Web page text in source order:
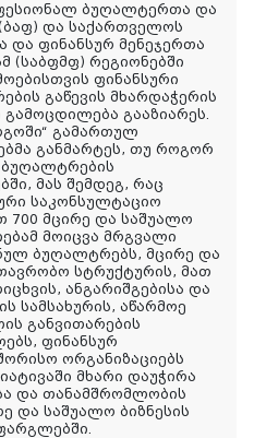
ბუღალტერთა და
ბაფ) და საქართველოს
და ფინანსურ მენეჯერთა
(საბფმფ) რეგიონებში
ფინანსური
გაწევის მხარდაჭერის
გააზიარეს.
გამართულ
განმარტეს, თუ როგორ
ბუღალტრების
, მას შემდეგ, რაც
საკონსულტაციო
700 მცირე და საშუალო
მოიცვა მრგვალი
ბუღალტრებს, მცირე და
სტრუქტურის, მათ
ანგარიშგებისა და
სამსახურის, აწარმოე
განვითარების
ფინანსურ
ორგანიზაციებს
მხარი დაუჭირა
და თანამშრომლობის
და საშუალო ბიზნესის
.